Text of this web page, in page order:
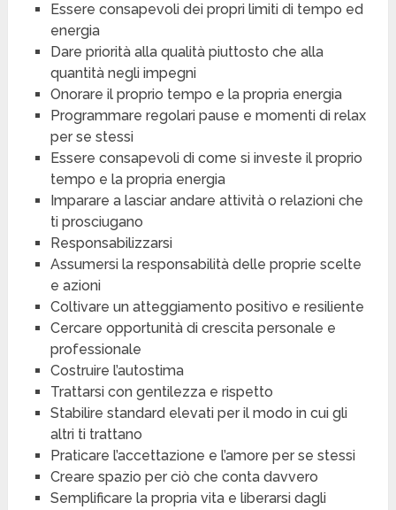
Essere consapevoli dei propri limiti di tempo ed
energia
Dare priorità alla qualità piuttosto che alla
quantità negli impegni
Onorare il proprio tempo e la propria energia
Programmare regolari pause e momenti di relax
per se stessi
Essere consapevoli di come si investe il proprio
tempo e la propria energia
Imparare a lasciar andare attività o relazioni che
ti prosciugano
Responsabilizzarsi
Assumersi la responsabilità delle proprie scelte
e azioni
Coltivare un atteggiamento positivo e resiliente
Cercare opportunità di crescita personale e
professionale
Costruire l’autostima
Trattarsi con gentilezza e rispetto
Stabilire standard elevati per il modo in cui gli
altri ti trattano
Praticare l’accettazione e l’amore per se stessi
Creare spazio per ciò che conta davvero
Semplificare la propria vita e liberarsi dagli